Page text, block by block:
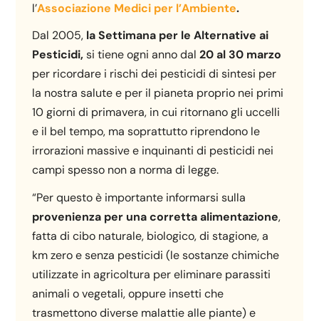
l’Associazione Medici per l’Ambiente.
Dal 2005, la Settimana per le Alternative ai
Pesticidi,si tiene ogni anno dal20 al 30 marzo
per ricordare i rischi dei pesticidi di sintesi per
la nostra salute e per il pianeta proprio nei primi
10 giorni di primavera, in cui ritornano gli uccelli
e il bel tempo, ma soprattutto riprendono le
irrorazioni massive e inquinanti di pesticidi nei
campi spesso non a norma di legge.
“Per questo è importante informarsi sulla
provenienza per una corretta alimentazione,
fatta di cibo naturale, biologico, di stagione, a
km zero e senza pesticidi (le sostanze chimiche
utilizzate in agricoltura per eliminare parassiti
animali o vegetali, oppure insetti che
trasmettono diverse malattie alle piante) e